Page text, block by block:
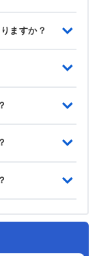
ますか？